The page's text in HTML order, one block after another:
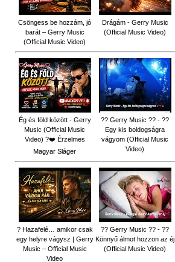
Csöngess be hozzám, jó
barát – Gerry Music
(Official Music Video)
Drágám - Gerry Music
(Official Music Video)
Ég és föld között - Gerry
Music (Official Music
Video) ?❤️ Érzelmes
Magyar Sláger
?? Gerry Music ?? - ??
Egy kis boldogságra
vágyom (Official Music
Video)
? Hazafelé… amikor csak
egy helyre vágysz | Gerry
Music – Official Music
Video
?? Gerry Music ?? - ??
Könnyű álmot hozzon az éj
(Official Music Video)